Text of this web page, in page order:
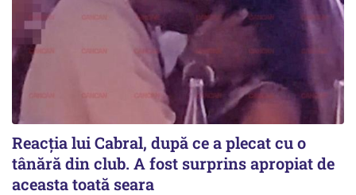
Reacția lui Cabral, după ce a plecat cu o
tânără din club. A fost surprins apropiat de
aceasta toată seara